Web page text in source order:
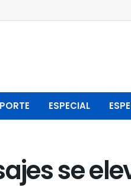
ESPECIAL
se